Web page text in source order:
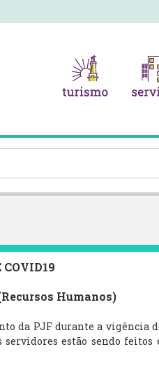
COVID19
Humanos)
da PJF durante a vigência
servidores estão sendo